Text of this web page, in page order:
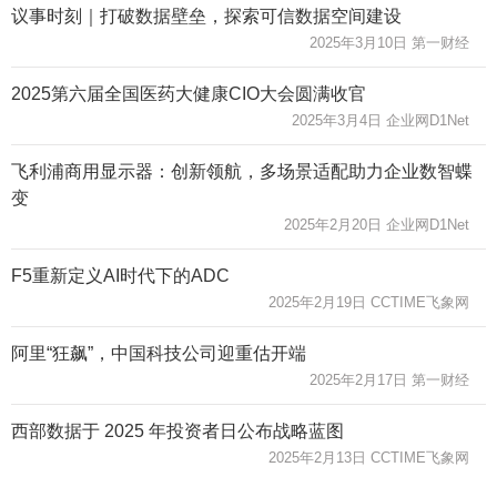
议事时刻｜打破数据壁垒，探索可信数据空间建设
2025年3月10日 第一财经
2025第六届全国医药大健康CIO大会圆满收官
2025年3月4日 企业网D1Net
飞利浦商用显示器：创新领航，多场景适配助力企业数智蝶
变
2025年2月20日 企业网D1Net
F5重新定义AI时代下的ADC
2025年2月19日 CCTIME飞象网
阿里“狂飙”，中国科技公司迎重估开端
2025年2月17日 第一财经
西部数据于 2025 年投资者日公布战略蓝图
2025年2月13日 CCTIME飞象网